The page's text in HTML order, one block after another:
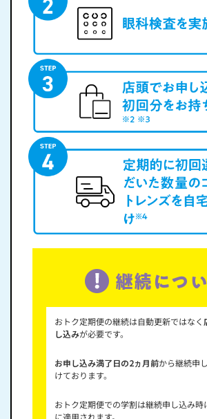
おトク定期便の継続は自動更新ではなく
し込みが必要です。
お申し込み満了日の2ヵ月前から継続申
けております。
おトク定期便での学割は継続申し込み時
に適用されます。